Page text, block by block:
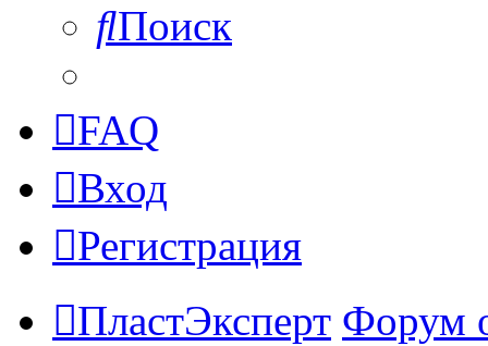
Поиск
FAQ
Вход
Регистрация
ПластЭксперт Форум